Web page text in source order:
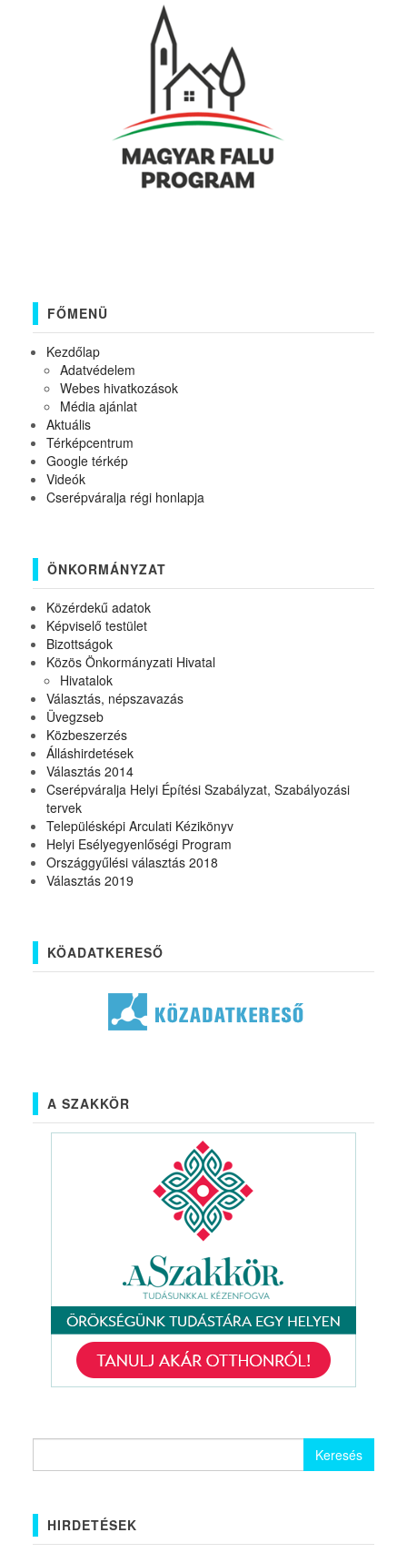
FŐMENÜ
Kezdőlap
Adatvédelem
Webes hivatkozások
Média ajánlat
Aktuális
Térképcentrum
Google térkép
Videók
Cserépváralja régi honlapja
ÖNKORMÁNYZAT
Közérdekű adatok
Képviselő testület
Bizottságok
Közös Önkormányzati Hivatal
Hivatalok
Választás, népszavazás
Üvegzseb
Közbeszerzés
Álláshirdetések
Választás 2014
Cserépváralja Helyi Építési Szabályzat, Szabályozási
tervek
Településképi Arculati Kézikönyv
Helyi Esélyegyenlőségi Program
Országgyűlési választás 2018
Választás 2019
KÖADATKERESŐ
A SZAKKÖR
HIRDETÉSEK